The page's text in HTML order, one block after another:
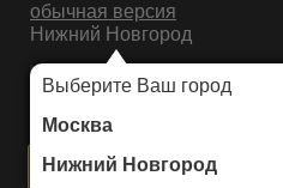
обычная версия
Нижний Новгород
Выберите Ваш город
Москва
Нижний Новгород
ИНТЕРНЕТ-МАГАЗИН НАПОЛЬНЫХ